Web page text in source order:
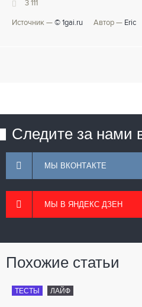
3 111
Источник — © 1gai.ru Автор — Eric
Следите за нами
МЫ ВКОНТАКТЕ
МЫ В ЯНДЕКС ДЗЕН
Похожие статьи
ТЕСТЫ ЛАЙФ